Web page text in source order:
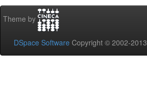
Theme by
DSpace Software Copyright © 2002-2013